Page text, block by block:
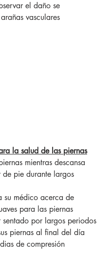
el daño se
vasculares
la salud de las piernas
mientras descansa
de pie durante largos
su médico acerca de
para las piernas
sentado por largos periodos
piernas al final del día
de compresión